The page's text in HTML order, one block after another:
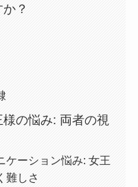
？
の悩み: 両者の視
ケーション悩み: 女王
難しさ